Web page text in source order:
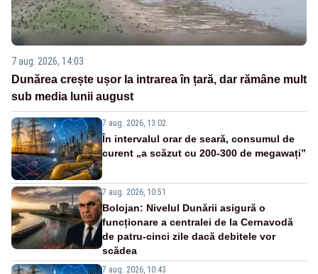
7 aug. 2026, 14:03
Dunărea crește ușor la intrarea în țară, dar rămâne mult
sub media lunii august
7 aug. 2026, 13:02
În intervalul orar de seară, consumul de
curent „a scăzut cu 200-300 de megawați”
7 aug. 2026, 10:51
Bolojan: Nivelul Dunării asigură o
funcționare a centralei de la Cernavodă
de patru-cinci zile dacă debitele vor
scădea
7 aug. 2026, 10:43